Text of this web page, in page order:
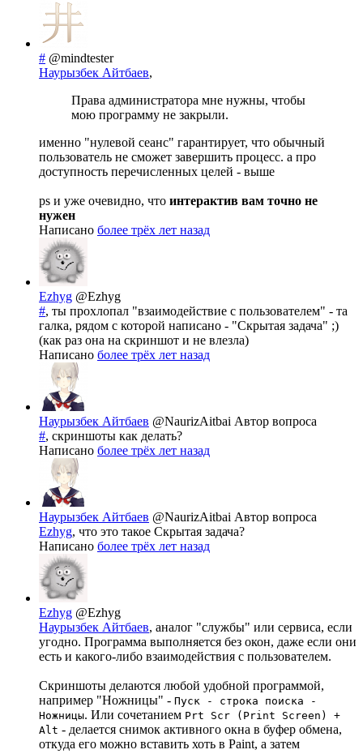
# @mindtester
Наурызбек Айтбаев,
Права администратора мне нужны, чтобы
мою программу не закрыли.
именно "нулевой сеанс" гарантирует, что обычный
пользователь не сможет завершить процесс. а про
доступность перечисленных целей - выше
ps и уже очевидно, что интерактив вам точно не
нужен
Написано более трёх лет назад
Ezhyg @Ezhyg
#, ты прохлопал "взаимодействие с пользователем" - та
галка, рядом с которой написано - "Скрытая задача" ;)
(как раз она на скриншот и не влезла)
Написано более трёх лет назад
Наурызбек Айтбаев @NaurizAitbai Автор вопроса
#, скриншоты как делать?
Написано более трёх лет назад
Наурызбек Айтбаев @NaurizAitbai Автор вопроса
Ezhyg, что это такое Скрытая задача?
Написано более трёх лет назад
Ezhyg @Ezhyg
Наурызбек Айтбаев, аналог "службы" или сервиса, если
угодно. Программа выполняется без окон, даже если они
есть и какого-либо взаимодействия с пользователем.
Скриншоты делаются любой удобной программой,
например "Ножницы" - Пуск - строка поиска -
Ножницы. Или сочетанием Prt Scr (Print Screen) +
Alt - делается снимок активного окна в буфер обмена,
откуда его можно вставить хоть в Paint, а затем